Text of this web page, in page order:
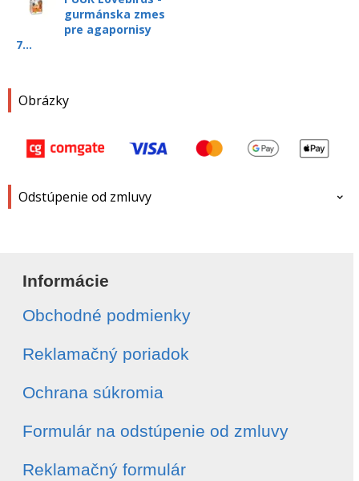
gurmánska zmes
pre agapornisy
7...
Obrázky
Odstúpenie od zmluvy
E-mail*
Číslo objednávky*
Informácie
Obchodné podmienky
Reklamačný poriadok
Ochrana súkromia
Formulár na odstúpenie od zmluvy
Reklamačný formulár